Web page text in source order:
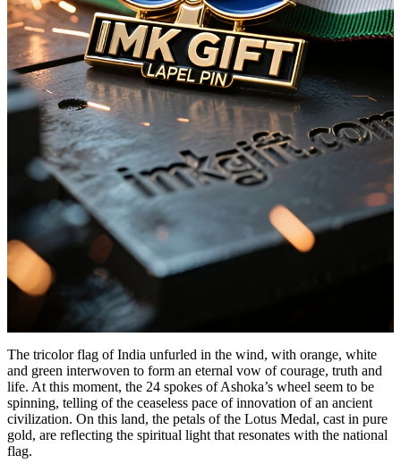
The tricolor flag of India unfurled in the wind, with orange, white
and green interwoven to form an eternal vow of courage, truth and
life. At this moment, the 24 spokes of Ashoka’s wheel seem to be
spinning, telling of the ceaseless pace of innovation of an ancient
civilization. On this land, the petals of the Lotus Medal, cast in pure
gold, are reflecting the spiritual light that resonates with the national
flag.